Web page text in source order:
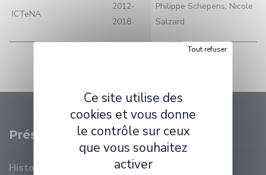
ICTeNA
2012-
2018
Philippe Schepens, Nicole
Salzard
Présentation
Histoire
Ce site utilise des
cookies et vous donne
le contrôle sur ceux
que vous souhaitez
activer
Tout refuser